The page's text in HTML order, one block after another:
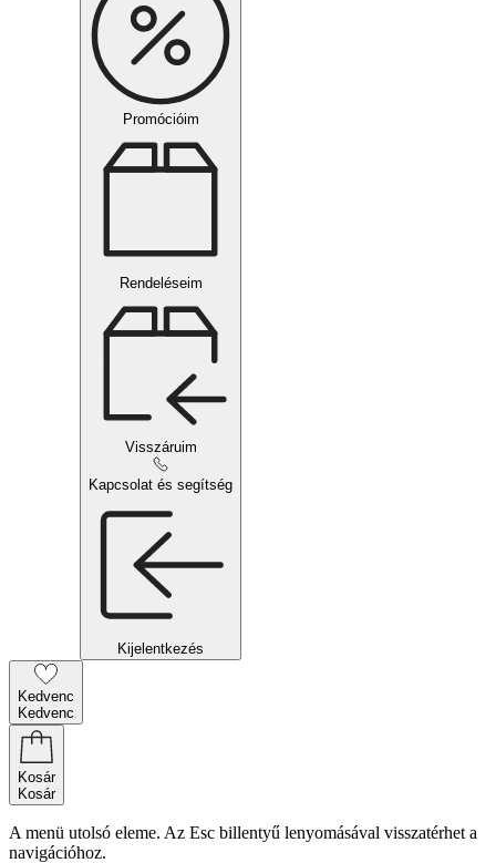
Promócióim
Rendeléseim
Visszáruim
Kapcsolat és segítség
Kijelentkezés
Kedvenc
Kedvenc
Kosár
Kosár
A menü utolsó eleme. Az Esc billentyű lenyomásával visszatérhet a
navigációhoz.